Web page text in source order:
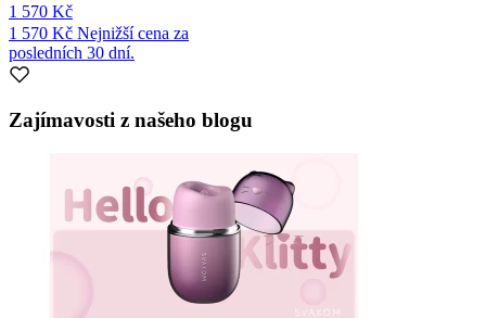
1 570 Kč
1 570 Kč Nejnižší cena za
posledních 30 dní.
Zajímavosti z našeho blogu